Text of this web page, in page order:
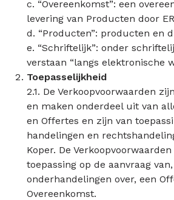
c. “Overeenkomst”: een
levering van Producten door
d. “Producten”: producten en
e. “Schriftelijk”: onder
verstaan “langs elektronische
Toepasselijkheid
2.1. De Verkoopvoorwaarden
en maken onderdeel uit van
en Offertes en zijn van
handelingen en
Koper. De
toepassing op de aanvraag
onderhandelingen over, een
Overeenkomst.